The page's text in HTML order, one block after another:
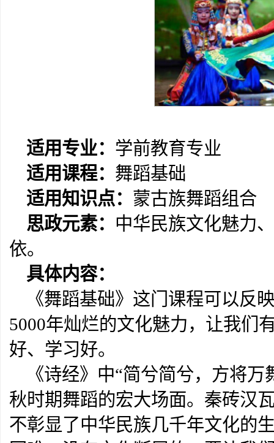
适用专业： 学前教育专业
适用课程： 舞蹈基础
适用知识点： 蒙古族舞蹈组合
思政元素： 中华民族文化魅力
依。
具体内容：
《舞蹈基础》这门课程可以反
5000年灿烂的文化魅力，让我们
好、学习好。
《诗经》中“简兮简兮，方将
秋时期舞蹈的宏大场面。秦砖汉
不彰显了中华民族几千年文化的